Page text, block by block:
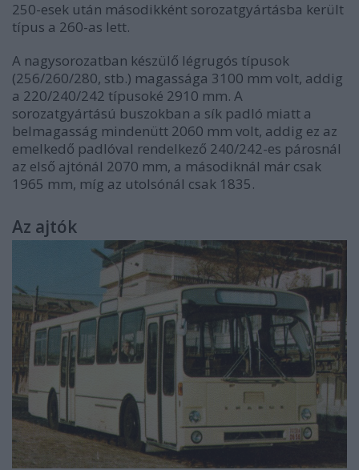
250-esek után másodikként sorozatgyártásba került
típus a 260-as lett.
A nagysorozatban készülő légrugós típusok
(256/260/280, stb.) magassága 3100 mm volt, addig
a 220/240/242 típusoké 2910 mm. A
sorozatgyártású buszokban a sík padló miatt a
belmagasság mindenütt 2060 mm volt, addig ez az
emelkedő padlóval rendelkező 240/242-es párosnál
az első ajtónál 2070 mm, a másodiknál már csak
1965 mm, míg az utolsónál csak 1835.
Az ajtók